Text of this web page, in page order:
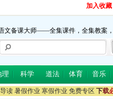
加入收藏
文备课大师——全集课件，全集教案，
理 科学 道法 体育 音乐
读 暑假作业 寒假作业 免费专区 下载